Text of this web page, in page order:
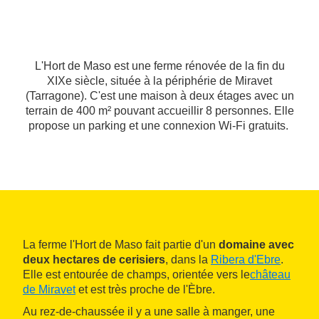
L'Hort de Maso est une ferme rénovée de la fin du
XIXe siècle, située à la périphérie de Miravet
(Tarragone). C'est une maison à deux étages avec un
terrain de 400 m² pouvant accueillir 8 personnes. Elle
propose un parking et une connexion Wi-Fi gratuits.
La ferme l'Hort de Maso fait partie d'un domaine avec
deux hectares de cerisiers, dans la Ribera d'Ebre.
Elle est entourée de champs, orientée vers lechâteau
de Miravetet est très proche de l'Èbre.
Au rez-de-chaussée il y a une salle à manger, une